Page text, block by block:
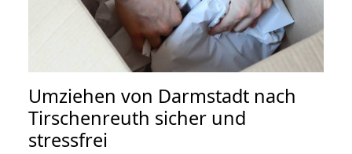
Umziehen von Darmstadt nach
Tirschenreuth sicher und
stressfrei